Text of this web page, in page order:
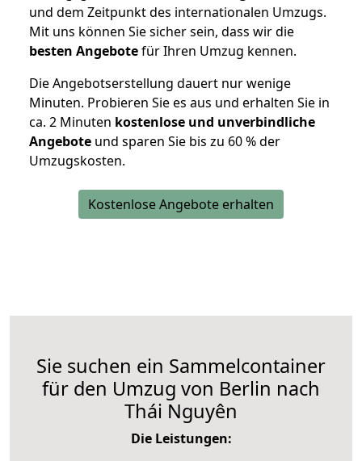
und dem Zeitpunkt des internationalen Umzugs.
Mit uns können Sie sicher sein, dass wir die
besten Angebotefür Ihren Umzug kennen.
Die Angebotserstellung dauert nur wenige
Minuten. Probieren Sie es aus und erhalten Sie in
ca. 2 Minuten kostenlose und unverbindliche
Angebote und sparen Sie bis zu 60 % der
Umzugskosten.
Kostenlose Angebote erhalten
Sie suchen ein Sammelcontainer
für den Umzug von Berlin nach
Thái Nguyên
Die Leistungen: